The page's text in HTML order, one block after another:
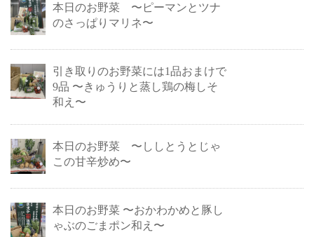
本日のお野菜 〜ピーマンとツナ
のさっぱりマリネ〜
引き取りのお野菜には1品おまけで
9品 〜きゅうりと蒸し鶏の梅しそ
和え〜
本日のお野菜 〜ししとうとじゃ
この甘辛炒め〜
本日のお野菜 〜おかわかめと豚し
ゃぶのごまポン和え〜